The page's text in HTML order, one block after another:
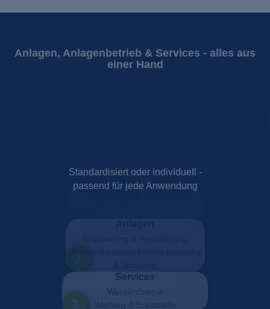
Anlagen, Anlagenbetrieb & Services - alles aus
einer Hand
Standardisiert oder individuell -
passend für jede Anwendung